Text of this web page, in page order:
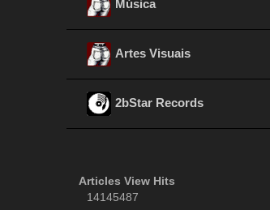
Música
Artes Visuais
2bStar Records
Articles View Hits
14145487